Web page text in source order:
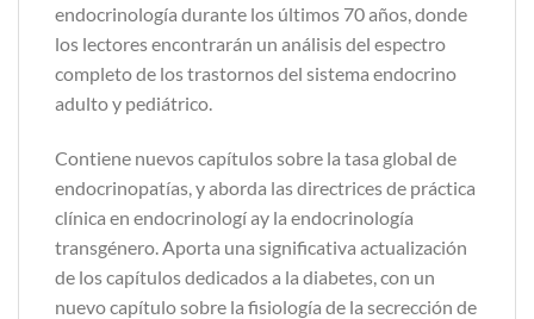
endocrinología durante los últimos 70 años, donde
los lectores encontrarán un análisis del espectro
completo de los trastornos del sistema endocrino
adulto y pediátrico.
Contiene nuevos capítulos sobre la tasa global de
endocrinopatías, y aborda las directrices de práctica
clínica en endocrinologí ay la endocrinología
transgénero. Aporta una significativa actualización
de los capítulos dedicados a la diabetes, con un
nuevo capítulo sobre la fisiología de la secrección de